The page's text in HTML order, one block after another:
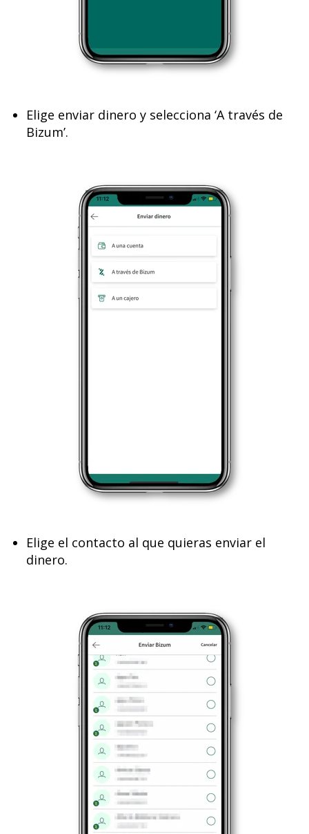
Elige enviar dinero y selecciona ‘A través de
Bizum’.
Elige el contacto al que quieras enviar el
dinero.